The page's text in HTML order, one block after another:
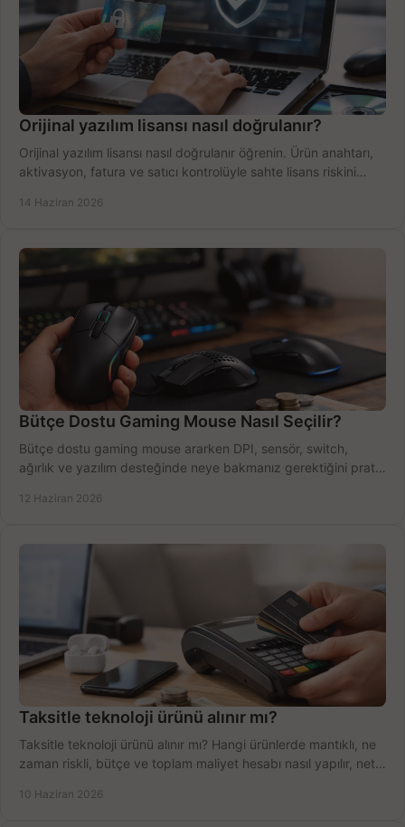
Orijinal yazılım lisansı nasıl doğrulanır?
Orijinal yazılım lisansı nasıl doğrulanır öğrenin. Ürün anahtarı,
aktivasyon, fatura ve satıcı kontrolüyle sahte lisans riskini
14 Haziran 2026
Bütçe Dostu Gaming Mouse Nasıl Seçilir?
Bütçe dostu gaming mouse ararken DPI, sensör, switch,
ağırlık ve yazılım desteğinde neye bakmanız gerektiğini pratik
12 Haziran 2026
Taksitle teknoloji ürünü alınır mı?
Taksitle teknoloji ürünü alınır mı? Hangi ürünlerde mantıklı, ne
zaman riskli, bütçe ve toplam maliyet hesabı nasıl yapılır, net
10 Haziran 2026